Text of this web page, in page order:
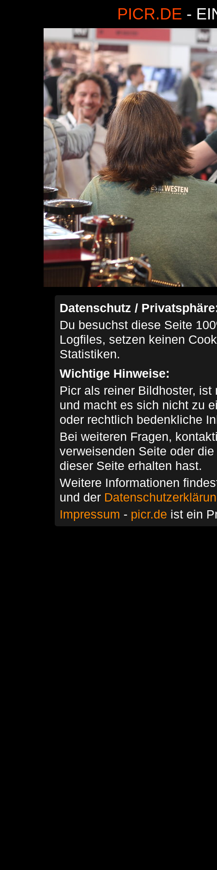
PICR.DE -
Datenschutz /
Du besuchst diese Seite
Logfiles, setzen keinen
Statistiken.
Wichtige Hinweise:
Picr als reiner Bildhoster,
und macht es sich nicht zu
oder rechtlich bedenkliche
Bei weiteren Fragen,
verweisenden Seite oder
dieser Seite erhalten hast.
Weitere Informationen
und der
Impressum - picr.de ist ein